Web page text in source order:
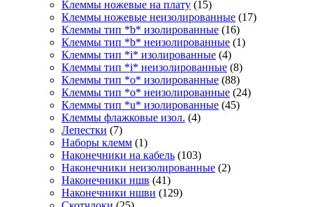
Клеммы ножевые на плату (15)
Клеммы ножевые неизолированные (17)
Клеммы тип *b* изолированные (16)
Клеммы тип *b* неизолированные (1)
Клеммы тип *i* изолированные (4)
Клеммы тип *i* неизолированные (8)
Клеммы тип *o* изолированные (88)
Клеммы тип *o* неизолированные (24)
Клеммы тип *u* изолированные (45)
Клеммы флажковые изол. (4)
Лепестки (7)
Наборы клемм (1)
Наконечники на кабель (103)
Наконечники неизолированные (2)
Наконечники ншв (41)
Наконечники ншви (129)